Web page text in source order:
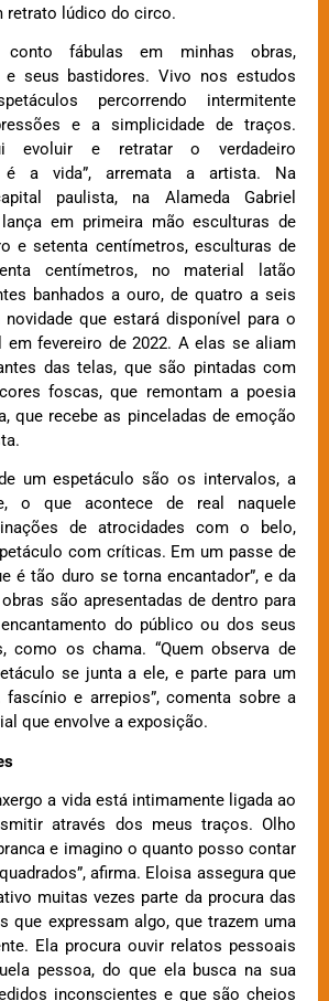
retrato lúdico do circo.
conto fábulas em minhas obras,
e seus bastidores. Vivo nos estudos
percorrendo intermitente
e a simplicidade de traços.
evoluir e retratar o verdadeiro
é a vida”, arremata a artista. Na
paulista, na Alameda Gabriel
em primeira mão esculturas de
e setenta centímetros, esculturas de
centímetros, no material latão
banhados a ouro, de quatro a seis
que estará disponível para o
em fevereiro de 2022. A elas se aliam
das telas, que são pintadas com
foscas, que remontam a poesia
que recebe as pinceladas de emoção
um espetáculo são os intervalos, a
o que acontece de real naquele
de atrocidades com o belo,
com críticas. Em um passe de
é tão duro se torna encantador”, e da
são apresentadas de dentro para
do público ou dos seus
como os chama. “Quem observa de
se junta a ele, e parte para um
fascínio e arrepios”, comenta sobre a
que envolve a exposição.
a vida está intimamente ligada ao
através dos meus traços. Olho
e imagino o quanto posso contar
afirma. Eloisa assegura que
muitas vezes parte da procura das
que expressam algo, que trazem uma
Ela procura ouvir relatos pessoais
pessoa, do que ela busca na sua
inconscientes e que são cheios